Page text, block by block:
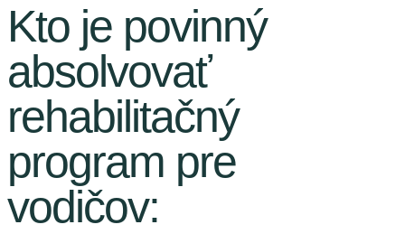
Kto je povinný
absolvovať
rehabilitačný
program pre
vodičov: